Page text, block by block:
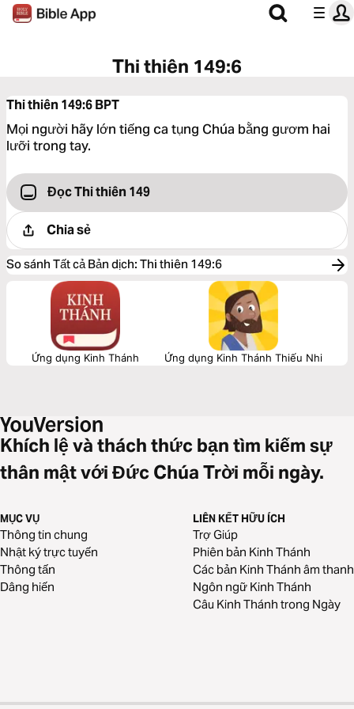
Thi thiên 149:6
Thi thiên 149:6BPT
Mọi người hãy lớn tiếng ca tụng Chúa bằng gươm hai
lưỡi trong tay.
Đọc Thi thiên 149
Chia sẻ
So sánh Tất cả Bản dịch: Thi thiên 149:6
Ứng dụng Kinh Thánh Ứng dụng Kinh Thánh Thiếu Nhi
Khích lệ và thách thức bạn tìm kiếm sự
thân mật với Đức Chúa Trời mỗi ngày.
MỤC VỤ
Thông tin chung
Nhật ký trực tuyến
Thông tấn
Dâng hiến
LIÊN KẾT HỮU ÍCH
Trợ Giúp
Phiên bản Kinh Thánh
Các bản Kinh Thánh âm thanh
Ngôn ngữ Kinh Thánh
Câu Kinh Thánh trong Ngày